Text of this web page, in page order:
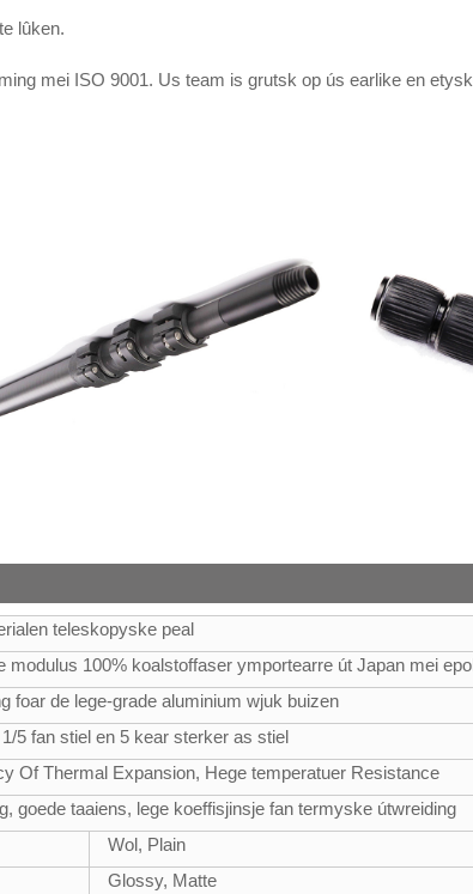
lûken.
mei ISO 9001. Us ​​team is grutsk op ús earlike en
teleskopyske peal
modulus 100% koalstoffaser ymportearre út Japan mei
foar de lege-grade aluminium wjuk buizen
5 fan stiel en 5 kear sterker as stiel
Of Thermal Expansion, Hege temperatuer Resistance
goede taaiens, lege koeffisjinsje fan termyske útwreiding
Wol, Plain
Glossy, Matte